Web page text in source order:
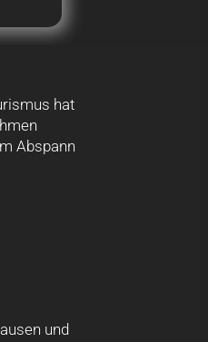
hat
Abspann
und